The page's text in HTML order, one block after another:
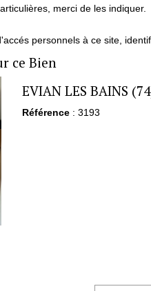
merci de les indiquer.
personnels à ce site,
ce Bien
EVIAN LES BAINS
Référence: 3193